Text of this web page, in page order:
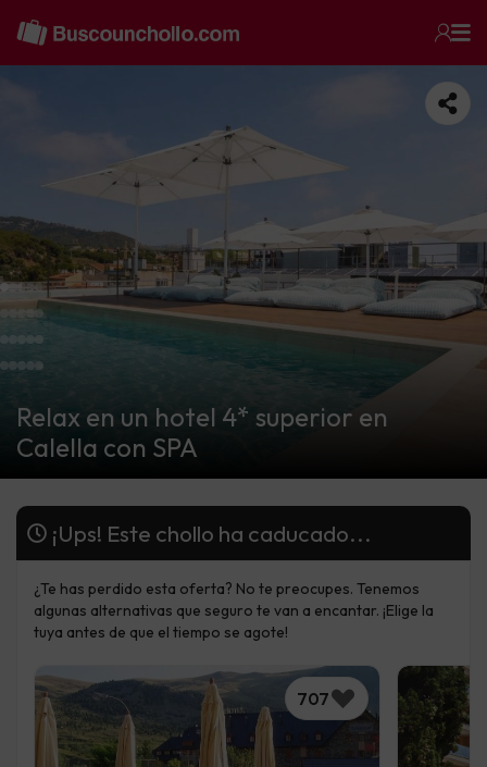
Relax en un hotel 4* superior en
Calella con SPA
¡Ups! Este chollo ha caducado...
¿Te has perdido esta oferta? No te preocupes. Tenemos
algunas alternativas que seguro te van a encantar. ¡Elige la
tuya antes de que el tiempo se agote!
707